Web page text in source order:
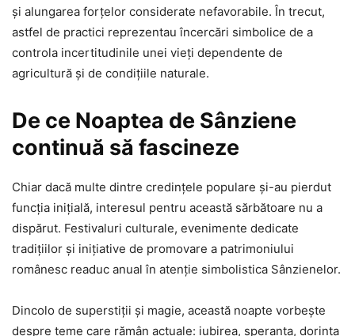
și alungarea forțelor considerate nefavorabile. În trecut,
astfel de practici reprezentau încercări simbolice de a
controla incertitudinile unei vieți dependente de
agricultură și de condițiile naturale.
De ce Noaptea de Sânziene
continuă să fascineze
Chiar dacă multe dintre credințele populare și-au pierdut
funcția inițială, interesul pentru această sărbătoare nu a
dispărut. Festivaluri culturale, evenimente dedicate
tradițiilor și inițiative de promovare a patrimoniului
românesc readuc anual în atenție simbolistica Sânzienelor.
Dincolo de superstiții și magie, această noapte vorbește
despre teme care rămân actuale: iubirea, speranța, dorința